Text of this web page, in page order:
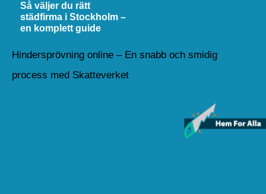
Så väljer du rätt
städfirma i Stockholm –
en komplett guide
Hindersprövning online – En snabb och smidig
process med Skatteverket